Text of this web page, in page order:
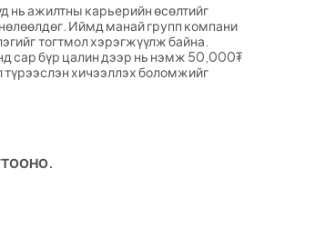
нь ажилтны карьерийн өсөлтийг
Иймд манай групп компани
тогтмол хэрэгжүүлж байна.
сар бүр цалин дээр нь нэмж 50,000₮
түрээслэн хичээллэх боломжийг